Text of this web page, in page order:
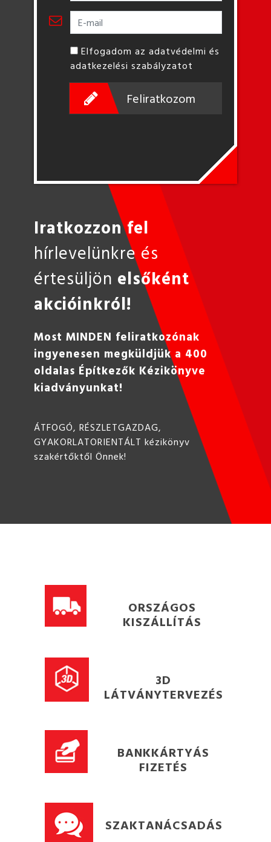
Elfogadom az adatvédelmi és
adatkezelési szabályzatot
Feliratkozom
Iratkozzon fel
hírlevelünkre és
értesüljön elsőként
akcióinkról!
Most MINDEN feliratkozónak
ingyenesen megküldjük a 400
oldalas Építkezők Kézikönyve
kiadványunkat!
ÁTFOGÓ, RÉSZLETGAZDAG,
GYAKORLATORIENTÁLT kézikönyv
szakértőktől Önnek!
ORSZÁGOS
KISZÁLLÍTÁS
3D
LÁTVÁNYTERVEZÉS
BANKKÁRTYÁS
FIZETÉS
SZAKTANÁCSADÁS